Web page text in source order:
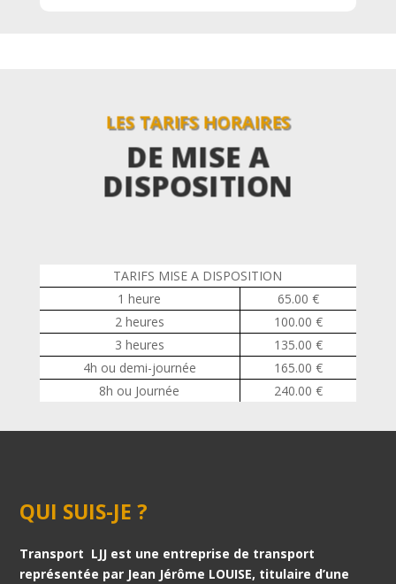
LES TARIFS HORAIRES
DE MISE A
DISPOSITION
TARIFS MISE A DISPOSITION
1 heure
65.00 €
2 heures
100.00 €
3 heures
135.00 €
4h ou demi-journée
165.00 €
8h ou Journée
240.00 €
QUI SUIS-JE ?
Transport LJJ est une entreprise de transport
représentée par Jean Jérôme LOUISE, titulaire d’une